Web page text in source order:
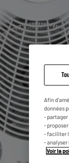
Afin
données
- partager
-
- faciliter
- analyser
Voir la